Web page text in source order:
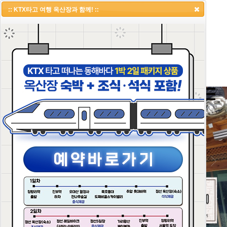
:: KTX타고 여행 옥산장과 함께! ::